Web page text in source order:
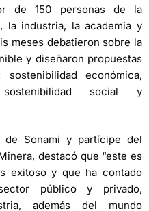
de 150 personas de la
la industria, la academia y
meses debatieron sobre la
y diseñaron propuestas
económica,
sostenibilidad social y
de Sonami y partícipe del
destacó que “este es
exitoso y que ha contado
público y privado,
además del mundo